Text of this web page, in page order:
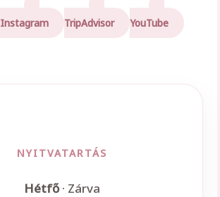
Instagram TripAdvisor YouTube
NYITVATARTÁS
Hétfő· Zárva